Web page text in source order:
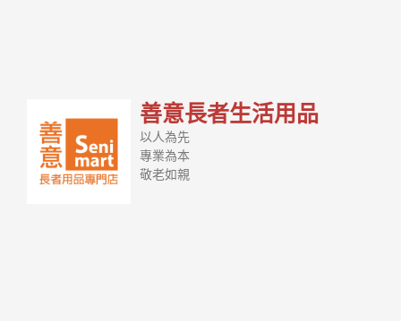
善意長者生活用品
以人為先
專業為本
敬老如親